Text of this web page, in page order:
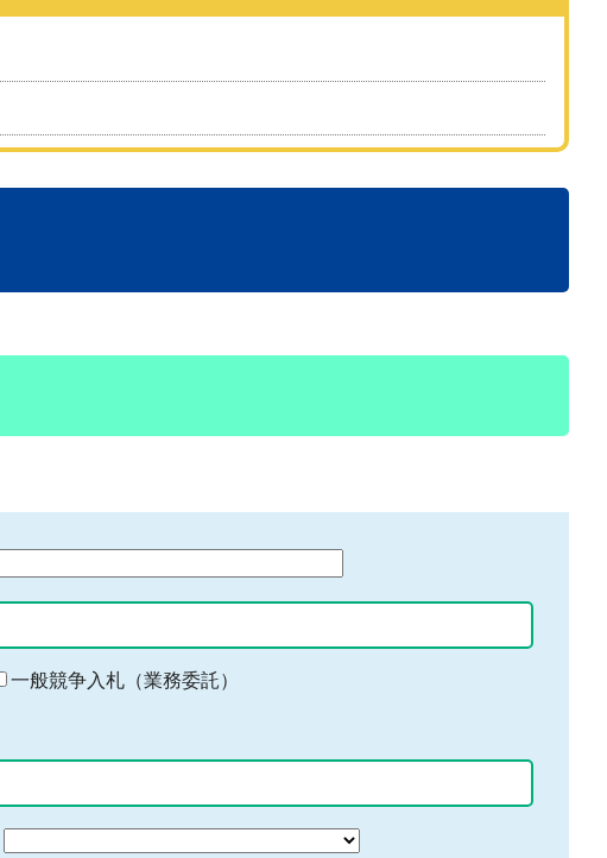
一般競争入札（業務委託）